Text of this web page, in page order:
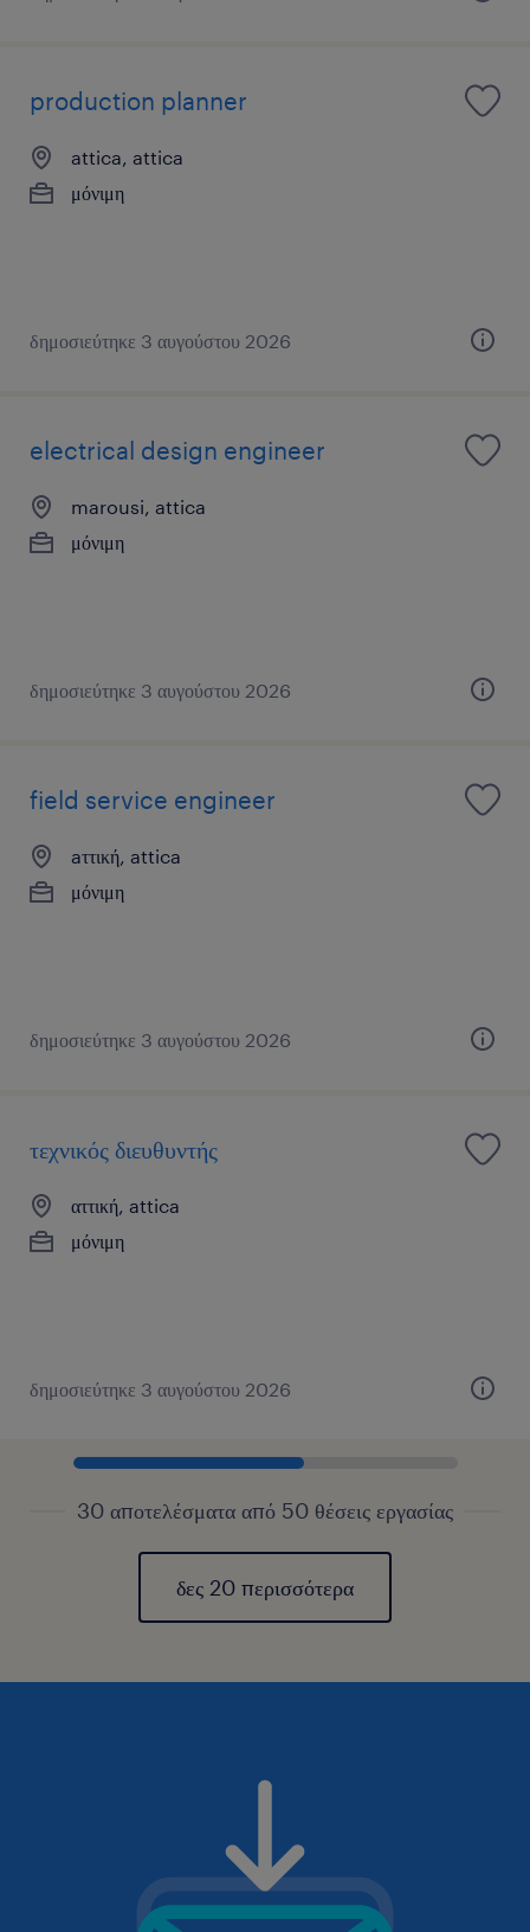
production planner
attica, attica
μόνιμη
δημοσιεύτηκε 3 αυγούστου 2026
electrical design engineer
marousi, attica
μόνιμη
δημοσιεύτηκε 3 αυγούστου 2026
field service engineer
aττική, attica
μόνιμη
δημοσιεύτηκε 3 αυγούστου 2026
τεχνικός διευθυντής
αττική, attica
μόνιμη
δημοσιεύτηκε 3 αυγούστου 2026
30 αποτελέσματα από 50 θέσεις εργασίας
δες 20 περισσότερα